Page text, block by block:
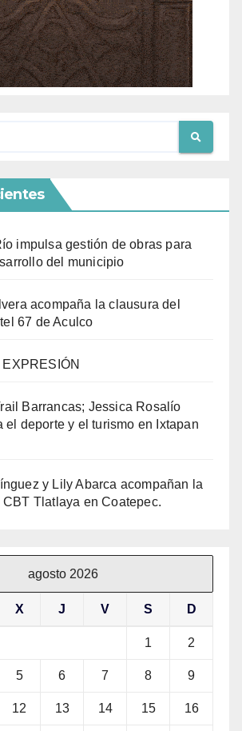
impulsa gestión de obras para
del municipio
acompaña la clausura del
67 de Aculco
Barrancas; Jessica Rosalío
el deporte y el turismo en Ixtapan
y Lily Abarca acompañan la
Tlatlaya en Coatepec.
agosto 2026
X J V S D
1 2
5 6 7 8 9
12 13 14 15 16